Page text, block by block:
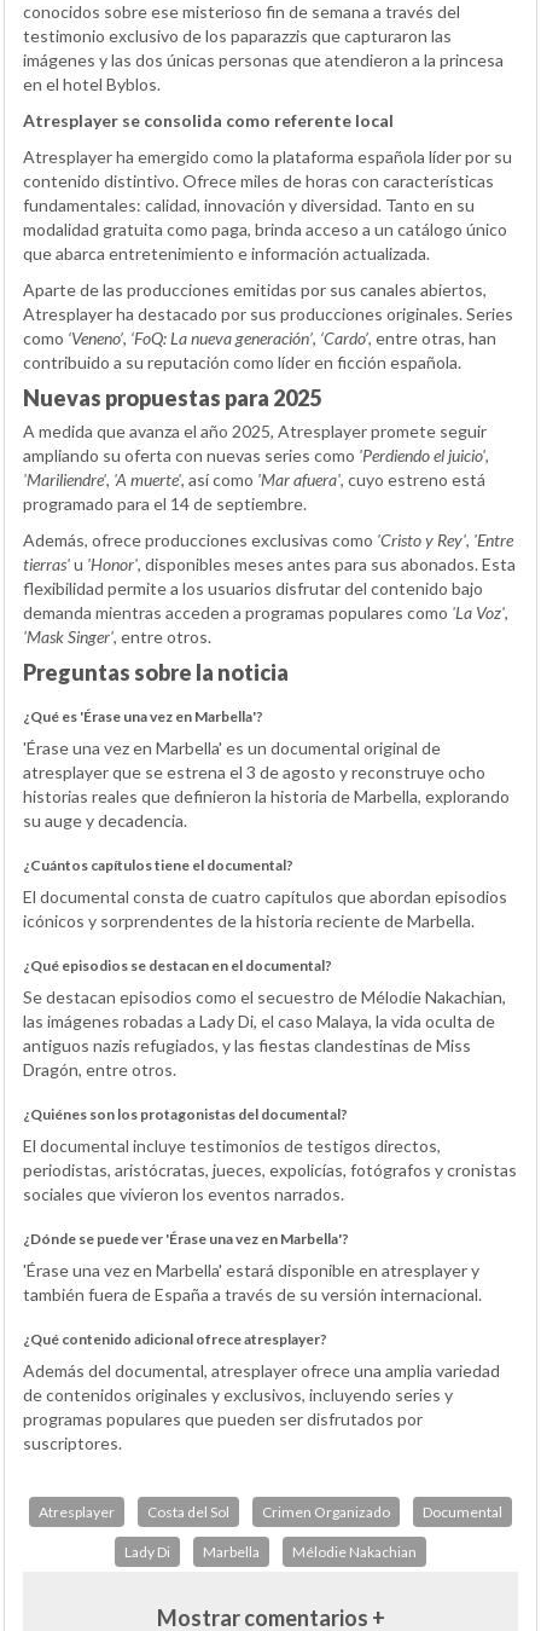
conocidos sobre ese misterioso fin de semana a través del
testimonio exclusivo de los paparazzis que capturaron las
imágenes y las dos únicas personas que atendieron a la princesa
en el hotel Byblos.
Atresplayer se consolida como referente local
Atresplayer ha emergido como la plataforma española líder por su
contenido distintivo. Ofrece miles de horas con características
fundamentales: calidad, innovación y diversidad. Tanto en su
modalidad gratuita como paga, brinda acceso a un catálogo único
que abarca entretenimiento e información actualizada.
Aparte de las producciones emitidas por sus canales abiertos,
Atresplayer ha destacado por sus producciones originales. Series
como ‘Veneno’, ‘FoQ: La nueva generación’, ‘Cardo’, entre otras, han
contribuido a su reputación como líder en ficción española.
Nuevas propuestas para 2025
A medida que avanza el año 2025, Atresplayer promete seguir
ampliando su oferta con nuevas series como 'Perdiendo el juicio',
'Mariliendre', 'A muerte', así como 'Mar afuera', cuyo estreno está
programado para el 14 de septiembre.
Además, ofrece producciones exclusivas como 'Cristo y Rey', 'Entre
tierras'u 'Honor', disponibles meses antes para sus abonados. Esta
flexibilidad permite a los usuarios disfrutar del contenido bajo
demanda mientras acceden a programas populares como 'La Voz',
'Mask Singer', entre otros.
Preguntas sobre la noticia
¿Qué es 'Érase una vez en Marbella'?
'Érase una vez en Marbella' es un documental original de
atresplayer que se estrena el 3 de agosto y reconstruye ocho
historias reales que definieron la historia de Marbella, explorando
su auge y decadencia.
¿Cuántos capítulos tiene el documental?
El documental consta de cuatro capítulos que abordan episodios
icónicos y sorprendentes de la historia reciente de Marbella.
¿Qué episodios se destacan en el documental?
Se destacan episodios como el secuestro de Mélodie Nakachian,
las imágenes robadas a Lady Di, el caso Malaya, la vida oculta de
antiguos nazis refugiados, y las fiestas clandestinas de Miss
Dragón, entre otros.
¿Quiénes son los protagonistas del documental?
El documental incluye testimonios de testigos directos,
periodistas, aristócratas, jueces, expolicías, fotógrafos y cronistas
sociales que vivieron los eventos narrados.
¿Dónde se puede ver 'Érase una vez en Marbella'?
'Érase una vez en Marbella' estará disponible en atresplayer y
también fuera de España a través de su versión internacional.
¿Qué contenido adicional ofrece atresplayer?
Además del documental, atresplayer ofrece una amplia variedad
de contenidos originales y exclusivos, incluyendo series y
programas populares que pueden ser disfrutados por
suscriptores.
Atresplayer Costa del Sol Crimen Organizado Documental
Lady Di Marbella Mélodie Nakachian
Mostrar comentarios +